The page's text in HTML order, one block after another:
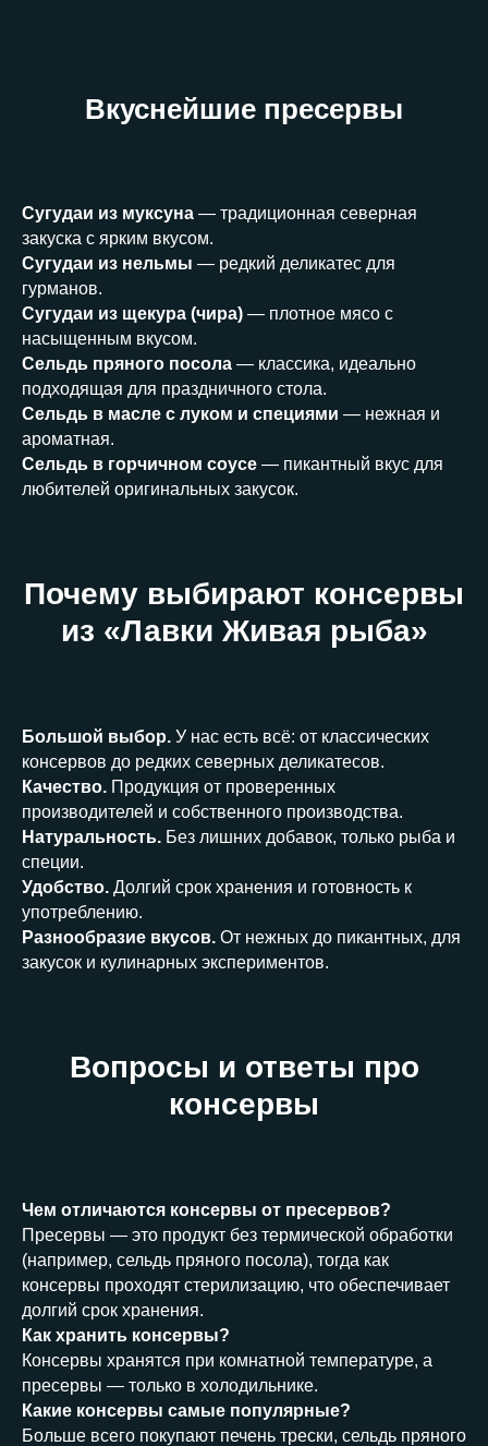
Вкуснейшие пресервы
Сугудаи из муксуна — традиционная северная
закуска с ярким вкусом.
Сугудаи из нельмы — редкий деликатес для
гурманов.
Сугудаи из щекура (чира) — плотное мясо с
насыщенным вкусом.
Сельдь пряного посола — классика, идеально
подходящая для праздничного стола.
Сельдь в масле с луком и специями — нежная и
ароматная.
Сельдь в горчичном соусе — пикантный вкус для
любителей оригинальных закусок.
Почему выбирают консервы
из «Лавки Живая рыба»
Большой выбор. У нас есть всё: от классических
консервов до редких северных деликатесов.
Качество. Продукция от проверенных
производителей и собственного производства.
Натуральность. Без лишних добавок, только рыба и
специи.
Удобство. Долгий срок хранения и готовность к
употреблению.
Разнообразие вкусов. От нежных до пикантных, для
закусок и кулинарных экспериментов.
Вопросы и ответы про
консервы
Чем отличаются консервы от пресервов?
Пресервы — это продукт без термической обработки
(например, сельдь пряного посола), тогда как
консервы проходят стерилизацию, что обеспечивает
долгий срок хранения.
Как хранить консервы?
Консервы хранятся при комнатной температуре, а
пресервы — только в холодильнике.
Какие консервы самые популярные?
Больше всего покупают печень трески, сельдь пряного